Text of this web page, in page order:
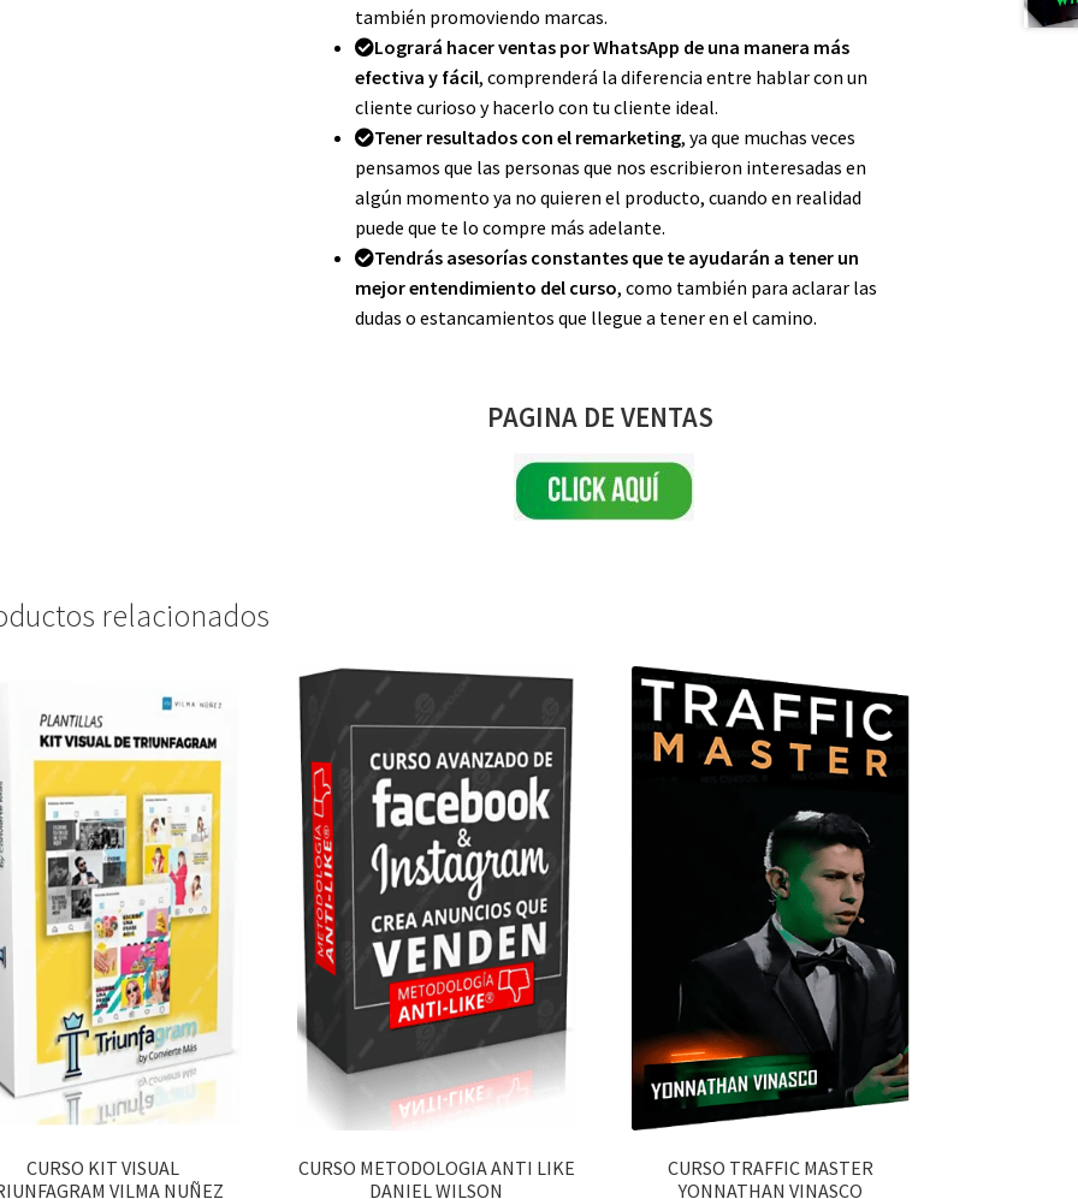
también promoviendo marcas.
Logrará hacer ventas por WhatsApp de una manera más
efectiva y fácil, comprenderá la diferencia entre hablar con un
cliente curioso y hacerlo con tu cliente ideal.
Tener resultados con el remarketing, ya que muchas veces
pensamos que las personas que nos escribieron interesadas en
algún momento ya no quieren el producto, cuando en realidad
puede que te lo compre más adelante.
Tendrás asesorías constantes que te ayudarán a tener un
mejor entendimiento del curso, como también para aclarar las
dudas o estancamientos que llegue a tener en el camino.
PAGINA DE VENTAS
relacionados
CURSO KIT VISUAL
VILMA NUÑEZ
CURSO METODOLOGIA ANTI LIKE
DANIEL WILSON
CURSO TRAFFIC MASTER
YONNATHAN VINASCO